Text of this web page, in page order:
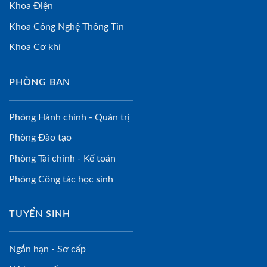
Khoa Điện
Khoa Công Nghệ Thông Tin
Khoa Cơ khí
PHÒNG BAN
Phòng Hành chính - Quản trị
Phòng Đào tạo
Phòng Tài chính - Kế toán
Phòng Công tác học sinh
TUYỂN SINH
Ngắn hạn - Sơ cấp